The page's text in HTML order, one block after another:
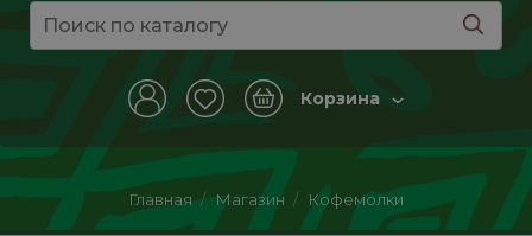
Корзина
Главная / Магазин / Кофемолки